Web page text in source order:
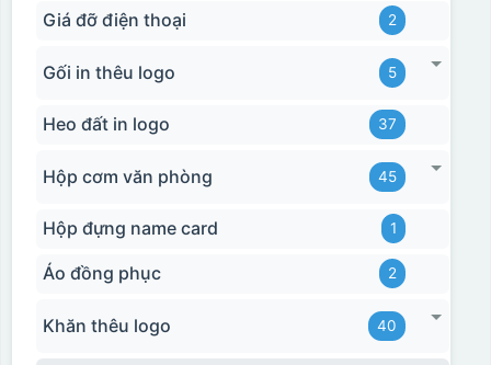
Giá đỡ điện thoại 2
Gối in thêu logo 5
Heo đất in logo 37
Hộp cơm văn phòng 45
Hộp đựng name card 1
Áo đồng phục 2
Khăn thêu logo 40